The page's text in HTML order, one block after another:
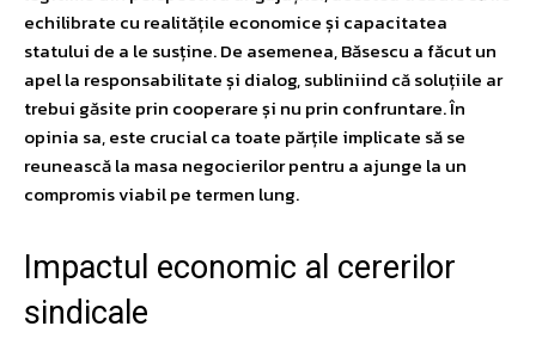
echilibrate cu realitățile economice și capacitatea
statului de a le susține. De asemenea, Băsescu a făcut un
apel la responsabilitate și dialog, subliniind că soluțiile ar
trebui găsite prin cooperare și nu prin confruntare. În
opinia sa, este crucial ca toate părțile implicate să se
reunească la masa negocierilor pentru a ajunge la un
compromis viabil pe termen lung.
Impactul economic al cererilor
sindicale